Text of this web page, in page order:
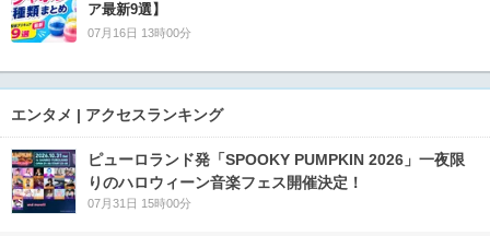
ア最新9選】
07月16日 13時00分
エンタメ | アクセスランキング
ピューロランド発「SPOOKY PUMPKIN 2026」一夜限
りのハロウィーン音楽フェス開催決定！
07月31日 15時00分